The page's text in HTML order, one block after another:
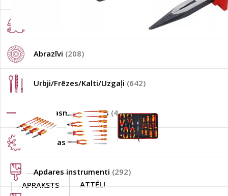
Individuālie darba aizsardzības līdzekļi(361)
Abrazīvi (208)
Urbji/Frēzes/Kalti/Uzgaļi (642)
Zāģu asmeņi/ ķēdes (40)
Zāģripas(137)
Apdares instrumenti (292)
APRAKSTS ATTĒLI